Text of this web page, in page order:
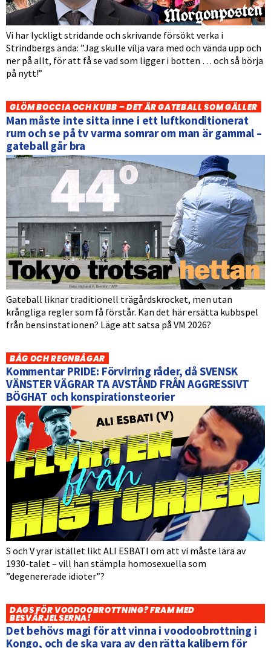
Vi har lyckligt stridande och skrivande försökt verka i
Strindbergs anda: ”Jag skulle vilja vara med och vända upp och
ner på allt, för att få se vad som ligger i botten … och så börja
på nytt!”
GLÖM BOCCIA OCH KUBB – DET ÄR GATEBALL SOM GÄLLER
Man måste inte sitta inne i ett luftkonditionerat
rum och se på tv varma somrar om man är gammal –
gateball går bra
Gateball liknar traditionell trägårdskrocket, men utan
krångliga regler som få förstår. Kan det här ersätta kubbspel
från bensinstationen? Läge att satsa på VM 2026?
BÅG OCH REGNBÅGAR
Kommentar PRIDE: Förvirring råder, då SVENSK
VÄNSTER VÄGRAR TA AVSTÅND FRÅN AGGRESSIVT
BÖGHAT och konspirationsteorier
S och V yrar istället likt ALI ESBATI om att vi måste lära av
1930-talet – vill han stämpla homosexuella som
”degenererade idioter”?
DAGS FÖR VOODOOBROTTNING? FRAM MED
BESVÄRJELSERNA!
Det behövs magi för att vinna i voodoobrottning i
Kongo, och de ska vara av den rätta kalibern för